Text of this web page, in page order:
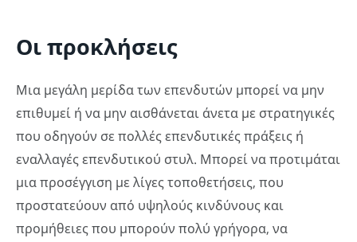
Οι προκλήσεις
Μια μεγάλη μερίδα των επενδυτών μπορεί να μην
επιθυμεί ή να μην αισθάνεται άνετα με στρατηγικές
που οδηγούν σε πολλές επενδυτικές πράξεις ή
εναλλαγές επενδυτικού στυλ. Μπορεί να προτιμάται
μια προσέγγιση με λίγες τοποθετήσεις, που
προστατεύουν από υψηλούς κινδύνους και
προμήθειες που μπορούν πολύ γρήγορα, να